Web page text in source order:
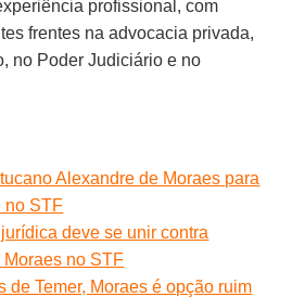
profissional, com
frentes na advocacia privada,
no Poder Judiciário e no
Alexandre de Moraes para
no STF
deve se unir contra
no STF
de Temer, Moraes é opção ruim